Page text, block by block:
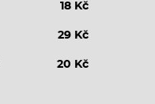
18 Kč
29 Kč
20 Kč